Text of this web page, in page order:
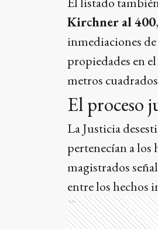
Kirchner al 400
inmediaciones de
propiedades en
metros
El proceso
La Justicia
pertenecían a los
magistrados
entre los hechos
Ads